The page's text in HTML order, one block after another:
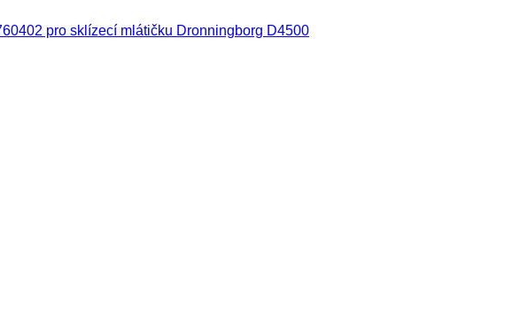
pro sklízecí mlátičku Dronningborg D4500